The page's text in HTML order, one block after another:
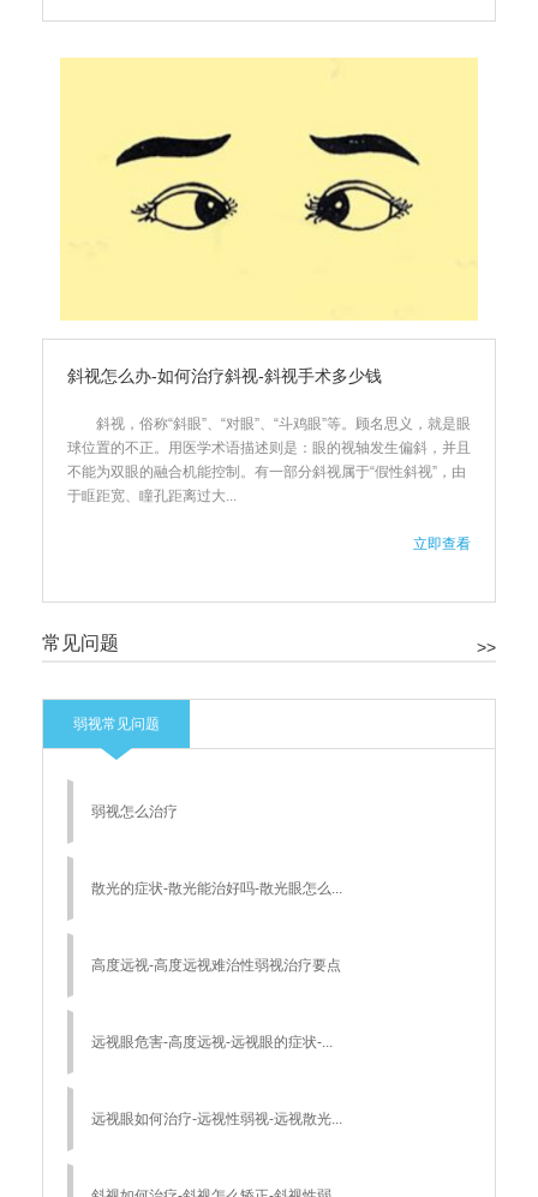
斜视怎么办-如何治疗斜视-斜视手术多少钱
斜视，俗称“斜眼”、“对眼”、“斗鸡眼”等。顾名思义，就是眼
球位置的不正。用医学术语描述则是：眼的视轴发生偏斜，并且
不能为双眼的融合机能控制。有一部分斜视属于“假性斜视”，由
于眶距宽、瞳孔距离过大...
立即查看
>>
常见问题
弱视常见问题
弱视怎么治疗
散光的症状-散光能治好吗-散光眼怎么...
高度远视-高度远视难治性弱视治疗要点
远视眼危害-高度远视-远视眼的症状-...
远视眼如何治疗-远视性弱视-远视散光...